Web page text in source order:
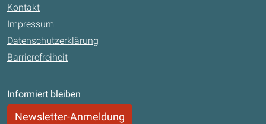
Kontakt
Impressum
Datenschutzerklärung
Barrierefreiheit
Informiert bleiben
Newsletter-Anmeldung